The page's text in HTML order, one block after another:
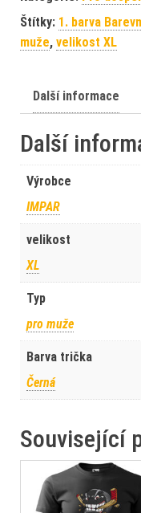
Štítky: 1. barva
muže, velikost XL
Další informace
Další
Výrobce
IMPAR
velikost
XL
Typ
pro muže
Barva trička
Černá
Související